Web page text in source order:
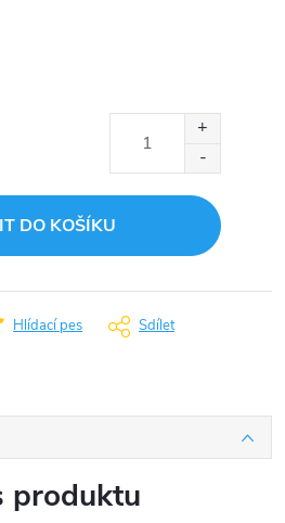
DO KOŠÍKU
Hlídací pes Sdílet
produktu